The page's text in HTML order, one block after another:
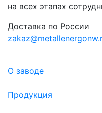
на всех этапах
Доставка по России
О заводе
Продукция